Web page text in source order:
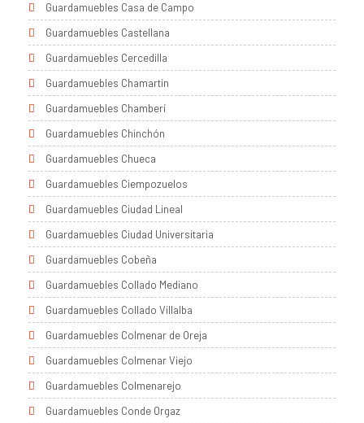
Guardamuebles Casa de Campo
Guardamuebles Castellana
Guardamuebles Cercedilla
Guardamuebles Chamartín
Guardamuebles Chamberí
Guardamuebles Chinchón
Guardamuebles Chueca
Guardamuebles Ciempozuelos
Guardamuebles Ciudad Lineal
Guardamuebles Ciudad Universitaria
Guardamuebles Cobeña
Guardamuebles Collado Mediano
Guardamuebles Collado Villalba
Guardamuebles Colmenar de Oreja
Guardamuebles Colmenar Viejo
Guardamuebles Colmenarejo
Guardamuebles Conde Orgaz